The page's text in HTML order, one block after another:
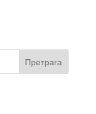
Претрага